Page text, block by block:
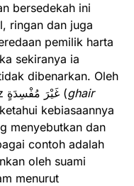
bersedekah ini
ringan dan juga
pemilik harta
sekiranya ia
dibenarkan. Oleh
yang demikian, disebutkan lafaz غَيْرَ مُفْسِدَةٍ (ghair
kebiasaannya
menyebutkan dan
contoh adalah
oleh suami
menurut